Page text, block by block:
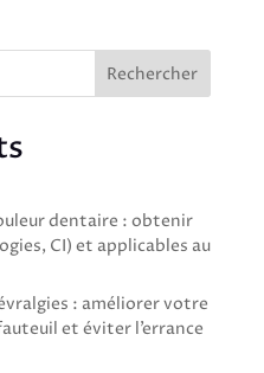
Rechercher
dentaire : obtenir
CI) et applicables au
: améliorer votre
et éviter l’errance